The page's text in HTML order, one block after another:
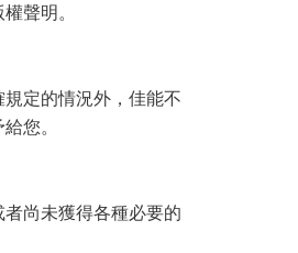
聲明。
定的情況外，佳能不
您。
尚未獲得各種必要的